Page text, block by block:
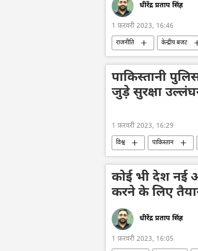
धीरेंद्र प्रताप सिंह
1 फ़रवरी 2023, 16:46
राजनीति केन्द्रीय बजट
समावेशी विकास
पाकिस्तानी
जुड़े सुरक्षा
1 फ़रवरी 2023, 16:29
विश्व पाकिस्तान
आतंकी हमले
तहरीक-ए-तालिबान पाकिस्तान (टीटीपी)
कोई भी देश नई
करने के लिए
धीरेंद्र प्रताप सिंह
1 फ़रवरी 2023, 16:05